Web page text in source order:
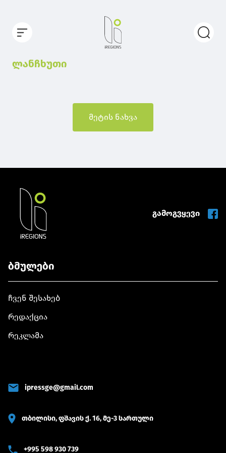
ლანჩხუთი
მეტის ნახვა
გამოგვყევი
ბმულები
ჩვენ შესახებ
რედაქცია
რეკლამა
ipressge@gmail.com
თბილისი, ფშავის ქ. 16, მე-3 სართული
+995 598 930 739